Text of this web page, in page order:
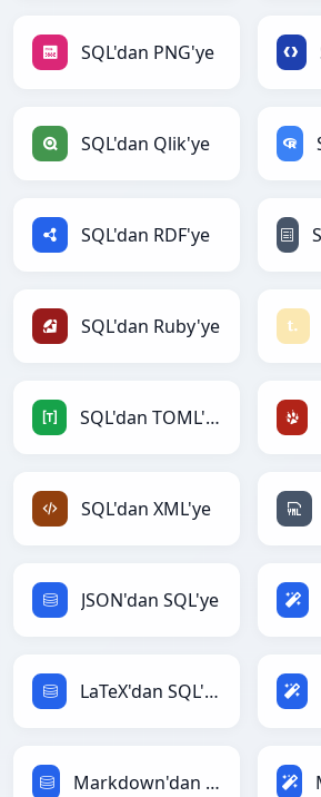
SQL'dan PNG'ye
SQL'dan Qlik'ye
SQL'dan RDF'ye
SQL'dan Ruby'ye
SQL'dan TOML'ye
SQL'dan XML'ye
JSON'dan SQL'ye
LaTeX'dan SQL'ye
Markdown'dan SQL'ye